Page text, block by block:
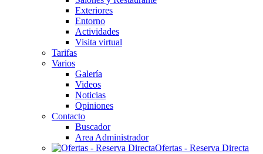
Exteriores
Entorno
Actividades
Visita virtual
Tarifas
Varios
Galería
Videos
Noticias
Opiniones
Contacto
Buscador
Area Administrador
Ofertas - Reserva Directa